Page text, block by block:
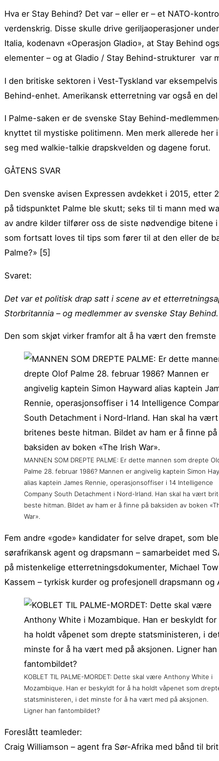
Hva er Stay Behind? Det var – eller er – et NATO-
verdenskrig. Disse skulle drive geriljaoperasjoner
Italia, kodenavn «Operasjon Gladio», at Stay Behind
elementer – og at Gladio / Stay Behind-strukturer var
I den britiske sektoren i Vest-Tyskland var
Behind-enhet. Amerikansk etterretning var også en
I Palme-saken er de svenske Stay Behind-
knyttet til mystiske politimenn. Men merk allerede
seg med walkie-talkie drapskvelden og dagene forut.
GÅTENS SVAR
Den svenske avisen Expressen avdekket i 2015,
på tidspunktet Palme ble skutt; seks til ti mann med
av andre kilder tilfører oss de siste nødvendige bitene
som fortsatt loves til tips som fører til at den eller de
Palme?» [5]
Svaret:
Det var et politisk drap satt i scene av et
Storbritannia – og medlemmer av svenske Stay Behind.
Den som skjøt virker framfor alt å ha vært den
MANNEN SOM DREPTE PALME: Er dette mannen som drepte
Palme 28. februar 1986? Mannen er angivelig kaptein Simon
alias kaptein James Rennie, operasjonsoffiser i 14 Intelligence
Company South Detachment i Nord-Irland. Han skal ha vært
beste hitman. Bildet av ham er å finne på baksiden av boken
War».
Fem andre «gode» kandidater for selve drapet, som
sørafrikansk agent og drapsmann – samarbeidet med
på mistenkelige etterretningsdokumenter, Michael
Kassem – tyrkisk kurder og profesjonell drapsmann
KOBLET TIL PALME-MORDET: Dette skal være Anthony White i
Mozambique. Han er beskyldt for å ha holdt våpenet som
statsministeren, i det minste for å ha vært med på aksjonen.
Ligner han fantombildet?
Foreslått teamleder:
Craig Williamson – agent fra Sør-Afrika med bånd til